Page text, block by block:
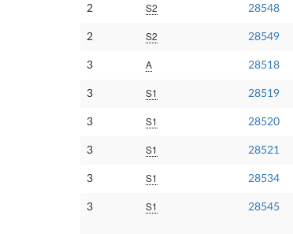
2 S2 28548
2 S2 28549
3 A 28518
3 S1 28519
3 S1 28520
3 S1 28521
3 S1 28534
3 S1 28545